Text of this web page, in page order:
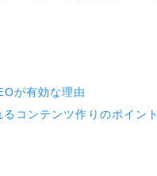
が有効な理由
コンテンツ作りのポイント